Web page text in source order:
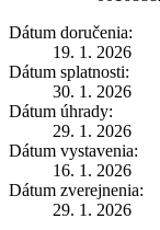
Dátum doručenia:
19. 1. 2026
Dátum splatnosti:
30. 1. 2026
Dátum úhrady:
29. 1. 2026
Dátum vystavenia:
16. 1. 2026
Dátum zverejnenia:
29. 1. 2026